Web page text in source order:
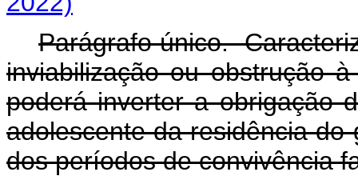
Parágrafo único.
inviabilização ou obstrução
poderá inverter a obrigação
adolescente da residência
dos períodos de convivência